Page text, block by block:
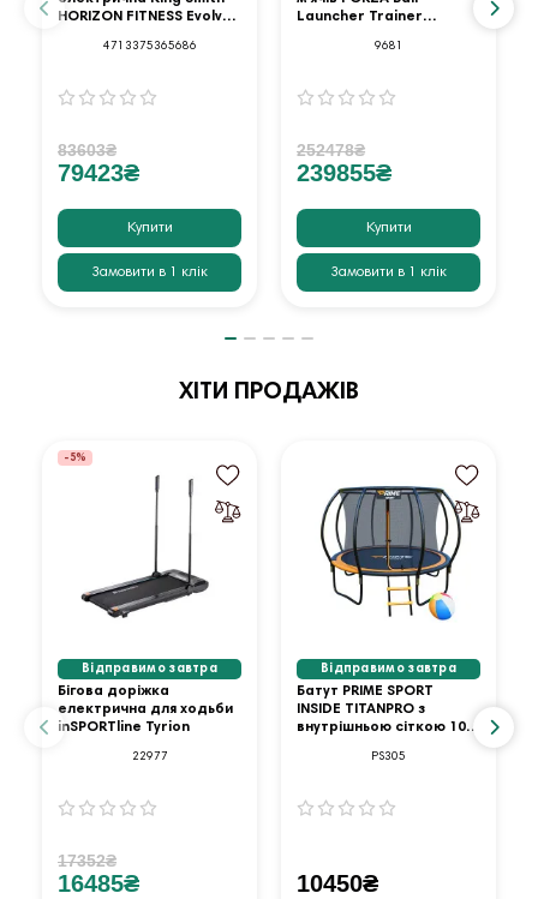
HORIZON FITNESS Evolve
4713375365686
83603₴
79423₴
Купити
Замовити в 1 клік
Launcher Trainer
9681
252478₴
239855₴
Купити
Замовити в 1 клік
ХІТИ ПРОДАЖІВ
-5%
Відправимо завтра
Бігова доріжка
електрична для ходьби
inSPORTline Tyrion
22977
17352₴
16485₴
Відправимо завтра
Батут PRIME SPORT
INSIDE TITANPRO з
внутрішньою сіткою 10
PS305
10450₴